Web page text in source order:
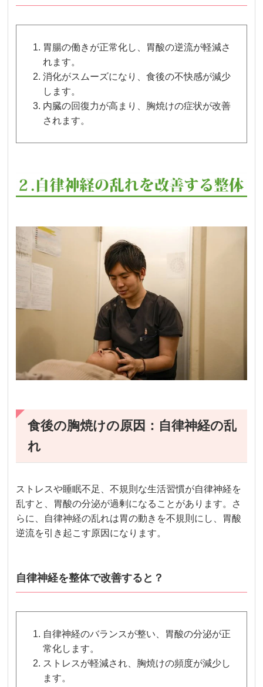
胃腸の働きが正常化し、胃酸の逆流が軽減さ
れます。
消化がスムーズになり、食後の不快感が減少
します。
内臓の回復力が高まり、胸焼けの症状が改善
されます。
食後の胸焼けの原因：自律神経の乱
れ
ストレスや睡眠不足、不規則な生活習慣が自律神経を
乱すと、胃酸の分泌が過剰になることがあります。さ
らに、自律神経の乱れは胃の動きを不規則にし、胃酸
逆流を引き起こす原因になります。
自律神経を整体で改善すると？
自律神経のバランスが整い、胃酸の分泌が正
常化します。
ストレスが軽減され、胸焼けの頻度が減少し
ます。